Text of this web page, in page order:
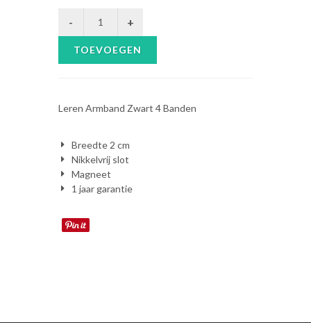
TOEVOEGEN
Leren Armband Zwart 4 Banden
Breedte 2 cm
Nikkelvrij slot
Magneet
1 jaar garantie